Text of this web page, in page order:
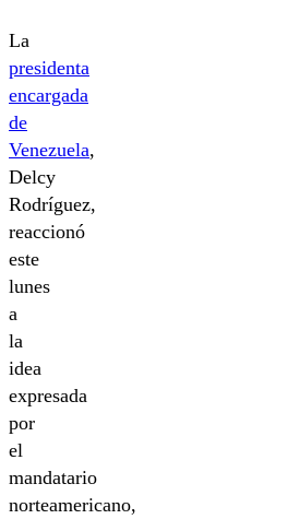
La
presidenta
encargada
de
Venezuela,
Delcy
Rodríguez,
reaccionó
este
lunes
a
la
idea
expresada
por
el
mandatario
norteamericano,